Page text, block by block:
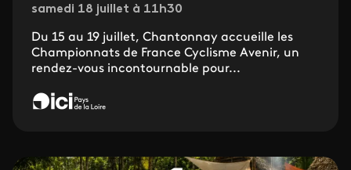
samedi 18 juillet à 11h30
Du 15 au 19 juillet, Chantonnay accueille les
Championnats de France Cyclisme Avenir, un
rendez-vous incontournable pour...